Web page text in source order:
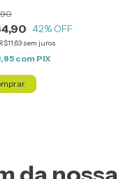
42% OFF
R$11,63 sem juros
com PIX